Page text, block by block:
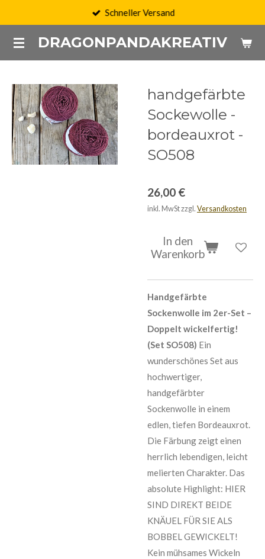
springenDRAGONPANDAKREATIV
Schneller Versand
handgefärbte
Sockewolle -
bordeauxrot -
SO508
26,00 €
inkl. MwSt zzgl. Versandkosten
In den
Warenkorb
Handgefärbte
Sockenwolle im 2er-Set –
Doppelt wickelfertig!
(Set SO508) Ein
wunderschönes Set aus
hochwertiger,
handgefärbter
Sockenwolle in einem
edlen, tiefen Bordeauxrot.
Die Färbung zeigt einen
herrlich lebendigen, leicht
melierten Charakter. Das
absolute Highlight: HIER
SIND DIREKT BEIDE
KNÄUEL FÜR SIE ALS
BOBBEL GEWICKELT!
Kein mühsames Wickeln